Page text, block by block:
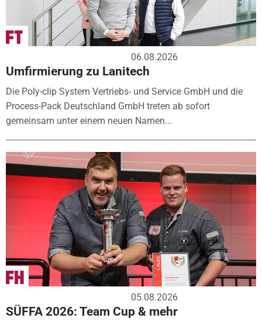
06.08.2026
Umfirmierung zu Lanitech
Die Poly-clip System Vertriebs- und Service GmbH und die
Process-Pack Deutschland GmbH treten ab sofort
gemeinsam unter einem neuen Namen...
05.08.2026
SÜFFA 2026: Team Cup & mehr